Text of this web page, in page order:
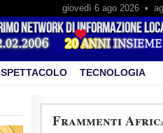
giovedì 6 ago 2026 •
SPETTACOLO TECNOLOGIA
Frammenti